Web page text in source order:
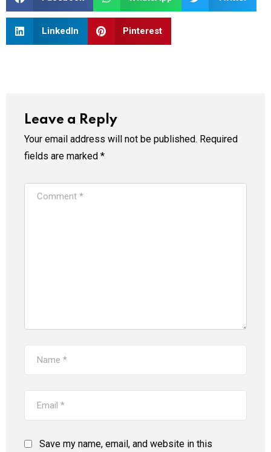
LinkedIn Pinterest
Leave a Reply
Your email address will not be published. Required
fields are marked *
Save my name, email, and website in this